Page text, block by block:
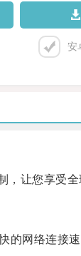
安
让您享受全
网络连接速